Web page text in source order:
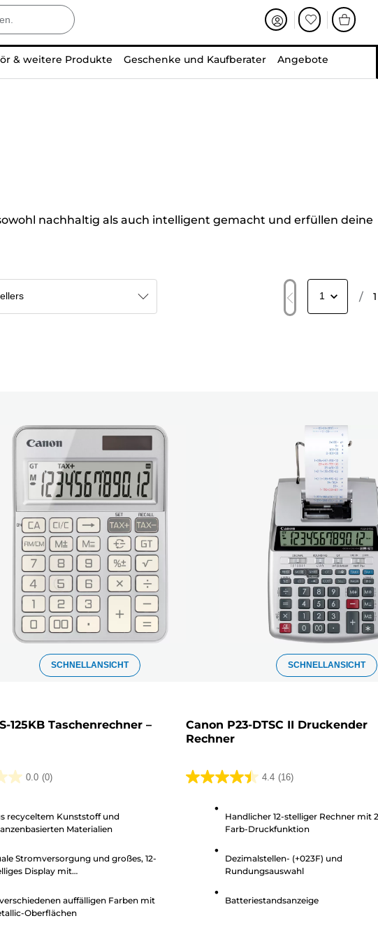
& weitere Produkte Geschenke und Kaufberater Angebote
nachhaltig als auch intelligent gemacht und erfüllen deine
/ 1
SCHNELLANSICHT
125KB Taschenrechner –
0.0 (0)
recyceltem Kunststoff und
Materialien
Stromversorgung und großes, 12-
Display mit
auffälligen Farben mit
Oberflächen
SCHNELLANSICHT
Canon P23-DTSC II Druckender
Rechner
4.4 (16)
4.4
Sternen.
Bewertungen
Handlicher 12-stelliger Rechner mit
Farb-Druckfunktion
Dezimalstellen- (+023F) und
Rundungsauswahl
Batteriestandsanzeige